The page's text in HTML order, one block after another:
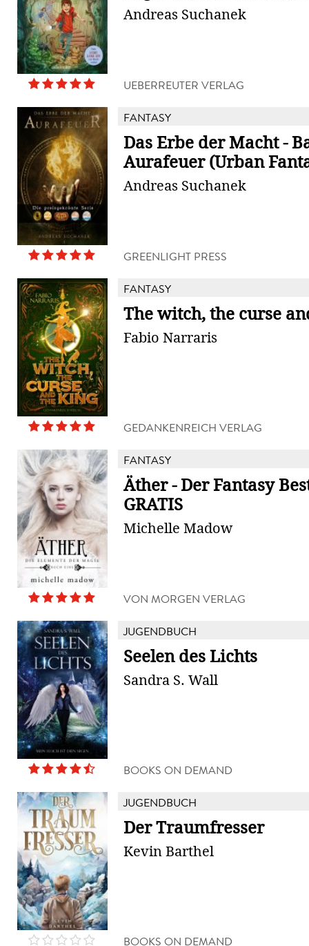
Andreas Suchanek
UEBERREUTER VERLAG
FANTASY
Das Erbe der Macht -
Aurafeuer (Urban
Andreas Suchanek
GREENLIGHT PRESS
FANTASY
The witch, the curse
Fabio Narraris
GEDANKENREICH VERLAG
FANTASY
Äther - Der Fantasy
GRATIS
Michelle Madow
VON MORGEN VERLAG
JUGENDBUCH
Seelen des Lichts
Sandra S. Wall
BOOKS ON DEMAND
JUGENDBUCH
Der Traumfresser
Kevin Barthel
BOOKS ON DEMAND